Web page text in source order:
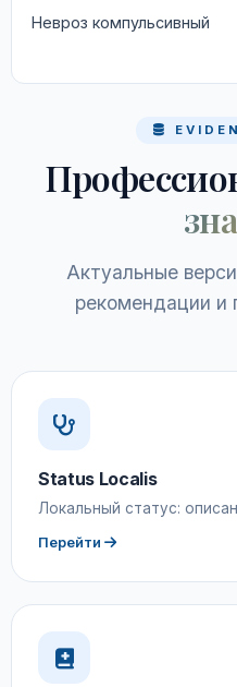
Невроз компульсивный
Актуальные
рекомендации и
Status Localis
Локальный статус:
Перейти